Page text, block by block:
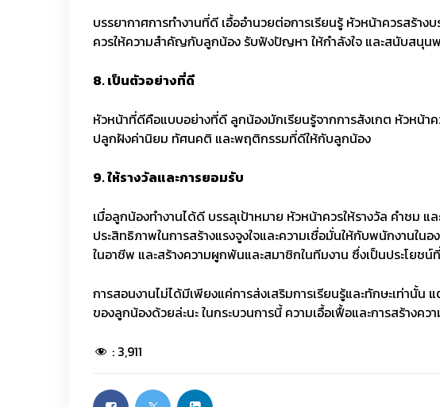
บรรยากาศการทำงานที่ดี เอื้ออำนวยต่อการเรียนรู้ หัวหน้าควรสร้า
ควรให้ความสำคัญกับลูกน้อง รับฟังปัญหา ให้กำลังใจ และสนับสนุน
8.เป็นตัวอย่างที่ดี
หัวหน้าที่ดีคือแบบอย่างที่ดี ลูกน้องมักเรียนรู้จากการสังเกต หัวหน้
ปลูกฝังค่านิยม ทัศนคติ และพฤติกรรมที่ดีให้กับลูกน้อง
9.ให้รางวัลและการยอมรับ
เมื่อลูกน้องทำงานได้ดี บรรลุเป้าหมาย หัวหน้าควรให้รางวัล คำชม
ประสิทธิภาพในการสร้างแรงจูงใจและความเชื่อมั่นให้กับพนักงานใ
ในอาชีพ และสร้างความผูกพันและสมาชิกในทีมงาน ซึ่งเป็นประโยช
การสอนงานไม่ได้มีเพียงแค่การส่งเสริมการเรียนรู้และทักษะเท่านั้
ของลูกน้องด้วยล่ะนะ ในกระบวนการนี้ ความเอื้อเฟื้อและการสร้างค
: 3,911